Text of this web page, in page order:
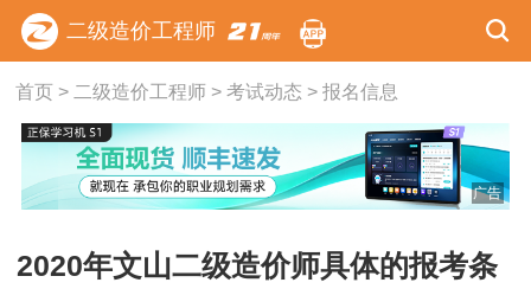
二级造价工程师
首页> 二级造价工程师> 考试动态 > 报名信息
广告
2020年文山二级造价师具体的报考条